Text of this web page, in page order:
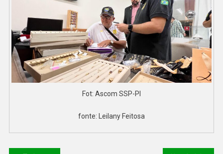
Fot: Ascom SSP-PI
fonte: Leilany Feitosa